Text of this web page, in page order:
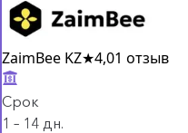
ZaimBee KZ★4,01 отзыв
Срок
1 – 14 дн.